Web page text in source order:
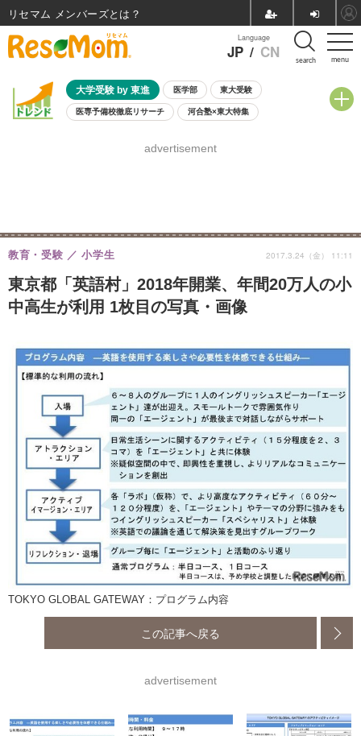
menu
Language
JP / CN search
大学受験 by 東進 医学部 東大受験
医専予備校徹底リサーチ 河合塾×東大特集
8月開催学校説明会・相談会
advertisement
東京都「英語村」2018年開業、年間20万人の小
中高生が利用 1枚目の写真・画像
教育・受験 小学生 2017.3.24（金） 11:11
TOKYO GLOBAL GATEWAY：プログラム内容
この記事へ戻る
advertisement
リセマム メンバーズ